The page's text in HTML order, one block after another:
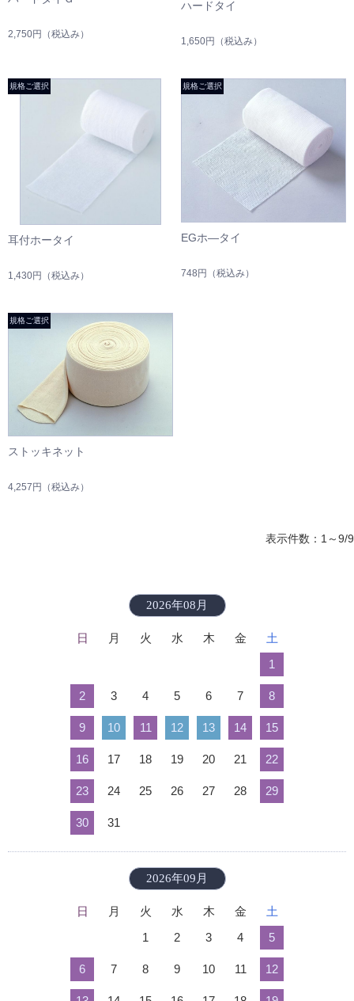
2,750円 （税込み）
ハードタイ
1,650円 （税込み）
耳付ホータイ
1,430円 （税込み）
EGホ―タイ
748円 （税込み）
ストッキネット
4,257円 （税込み）
表示件数：1～9/9
2026年08月
日 月 火 水 木 金
土
1
2 3 4 5 6 7 8
9 10 11 12 13 14 15
16 17 18 19 20 21 22
23 24 25 26 27 28 29
30 31
2026年09月
日 月 火 水 木 金
土
1
2 3 4 5
6 7 8 9 10 11 12